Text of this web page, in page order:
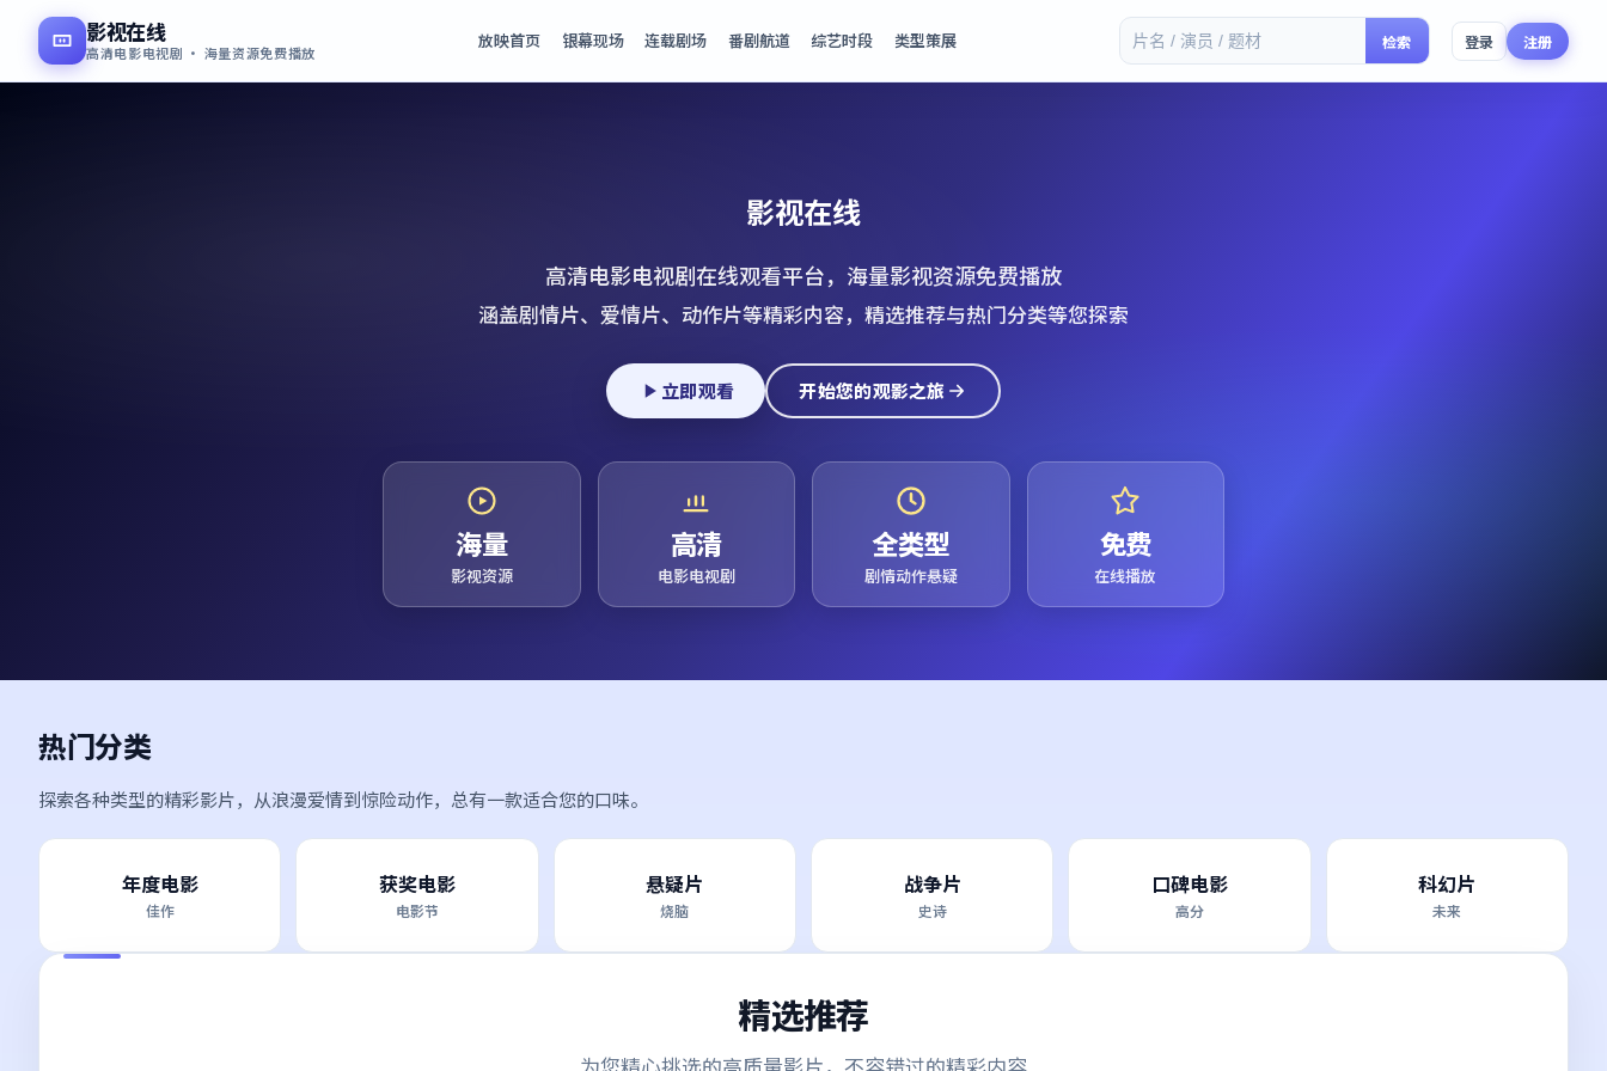
影视在线
高清电影电视剧 · 海量资源免费播放
放映首页 银幕现场 连载剧场 番剧航道 综艺时段 类型策展 检索 登录 注册
影视在线
高清电影电视剧在线观看平台，海量影视资源免费播放
涵盖剧情片、爱情片、动作片等精彩内容，精选推荐与热门分类等您探索
立即观看 开始您的观影之旅
海量
影视资源
高清
电影电视剧
全类型
剧情动作悬疑
免费
在线播放
热门分类
探索各种类型的精彩影片，从浪漫爱情到惊险动作，总有一款适合您的口味。
年度电影
佳作
获奖电影
电影节
悬疑片
烧脑
战争片
史诗
口碑电影
高分
科幻片
未来
精选推荐